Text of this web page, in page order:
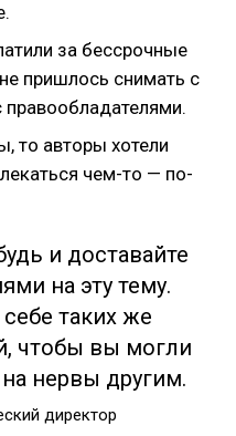
за бессрочные
пришлось снимать с
то авторы хотели
чем-то — по-
и доставайте
на эту тему.
таких же
чтобы вы могли
нервы другим.
директор